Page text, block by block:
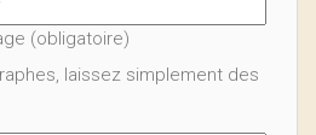
(obligatoire)
laissez simplement des